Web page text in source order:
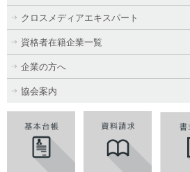
クロスメディアエキスパート
資格者在籍企業一覧
企業の方へ
協会案内